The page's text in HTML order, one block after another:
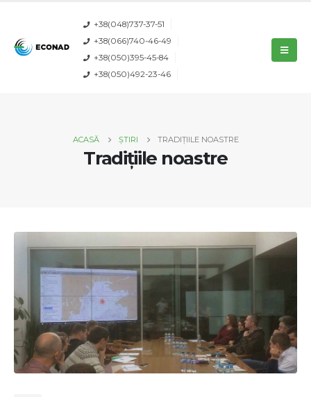
+38(048)737-37-51
+38(066)740-46-49
+38(050)395-45-84
+38(050)492-23-46
ACASĂ ȘTIRI TRADIȚIILE NOASTRE
Tradițiile noastre